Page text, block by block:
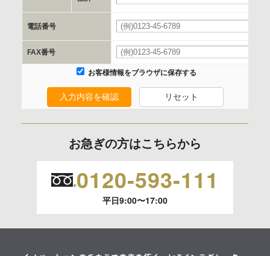
当社と当該企業/団体とは、個人情報取扱に関する覚書の締結
を行います。
委託の有無
利用目的の通知、開示、内容の訂正、追加または削除、利用
います。）に応じます。
開示等のご請求は、下記お問い合わせ先窓口へご連絡願いま
す。
電話番号
FAX番号
お客様情報をブラウザに保存する
入力内容を確認 リセット
お急ぎの方はこちらから
0120-593-111
平日9:00〜17:00